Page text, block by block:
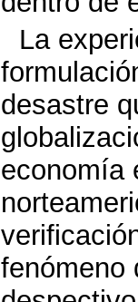
La
desastre
economía
fenómeno